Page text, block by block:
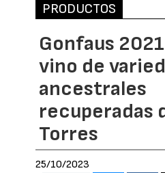
PRODUCTOS
Gonfaus
vino de
ancestrales
recuperadas
Torres
25/10/2023